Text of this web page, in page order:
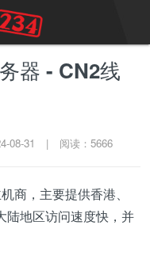
器 - CN2线
08-31 | 阅读：5666
商，主要提供香港、
陆地区访问速度快，并